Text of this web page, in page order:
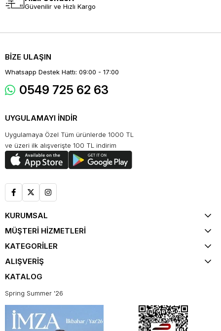
Güvenilir ve Hızlı Kargo
BİZE ULAŞIN
Whatsapp Destek Hattı: 09:00 - 17:00
0549 725 62 63
UYGULAMAYI İNDİR
Uygulamaya Özel Tüm ürünlerde 1000 TL
ve üzeri ilk alışverişte 100 TL indirim
KURUMSAL
MÜŞTERİ HİZMETLERİ
KATEGORİLER
ALIŞVERİŞ
KATALOG
Spring Summer '26